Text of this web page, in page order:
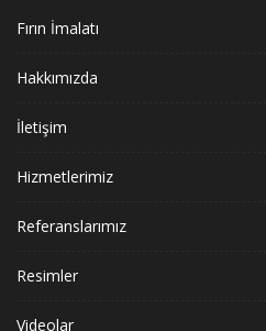
Fırın İmalatı
Hakkımızda
İletişim
Hizmetlerimiz
Referanslarımız
Resimler
Videolar